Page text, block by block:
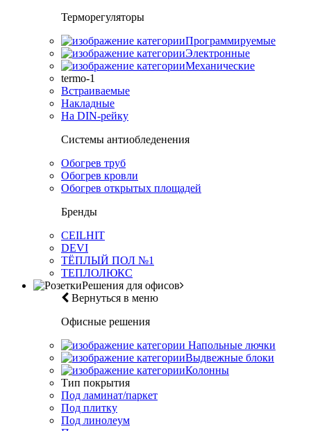
Терморегуляторы
Программируемые
Электронные
Механические
termo-1
Встраиваемые
Накладные
На DIN-рейку
Системы антиобледенения
Обогрев труб
Обогрев кровли
Обогрев открытых площадей
Бренды
CEILHIT
DEVI
ТЁПЛЫЙ ПОЛ №1
ТЕПЛОЛЮКС
Решения для офисов
Вернуться в меню
Офисные решения
Напольные лючки
Выдвежные блоки
Колонны
Тип покрытия
Под ламинат/паркет
Под плитку
Под линолеум